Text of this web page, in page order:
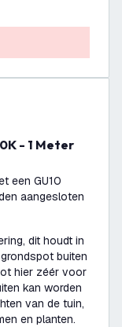
- 1 Meter
een GU10
aangesloten
dit houdt in
buiten
hier zéér voor
kan worden
van de tuin,
en planten.